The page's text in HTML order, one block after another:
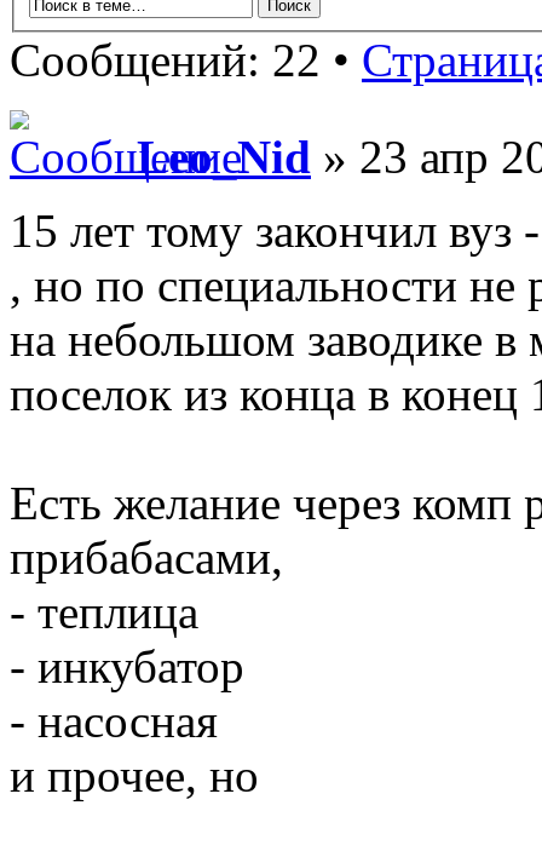
Сообщений: 22 •
Leo_Nid » 23 апр
15 лет тому закончил вуз
, но по специальности не
на небольшом заводике в
поселок из конца в конец
Есть желание через
прибабасами,
- теплица
- инкубатор
- насосная
и прочее, но